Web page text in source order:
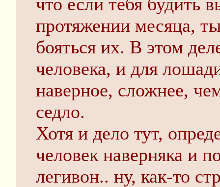
протяжении месяца,
бояться их. В этом
человека, и для
наверное, сложнее,
седло.
Хотя и дело тут,
человек наверняка и
легивон.. ну, как-то